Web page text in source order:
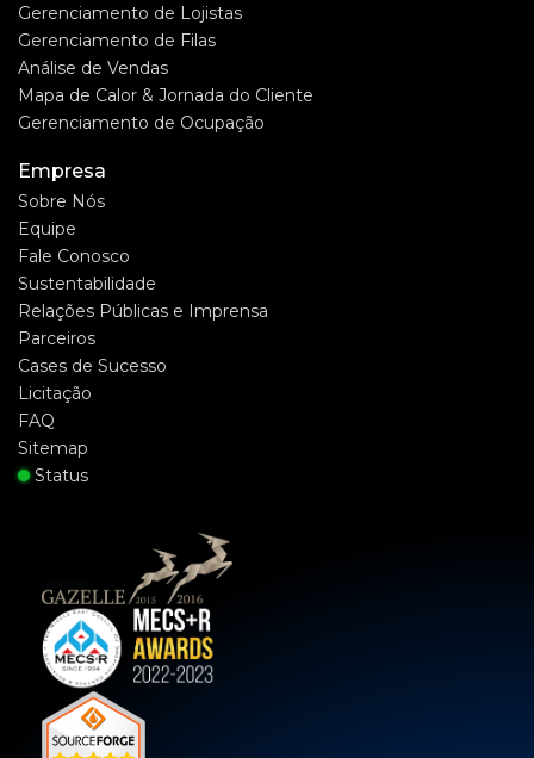
Gerenciamento de Lojistas
Gerenciamento de Filas
Análise de Vendas
Mapa de Calor & Jornada do Cliente
Gerenciamento de Ocupação
Empresa
Sobre Nós
Equipe
Fale Conosco
Sustentabilidade
Relações Públicas e Imprensa
Parceiros
Cases de Sucesso
Licitação
FAQ
Sitemap
Status